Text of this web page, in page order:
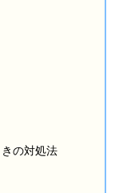
の対処法